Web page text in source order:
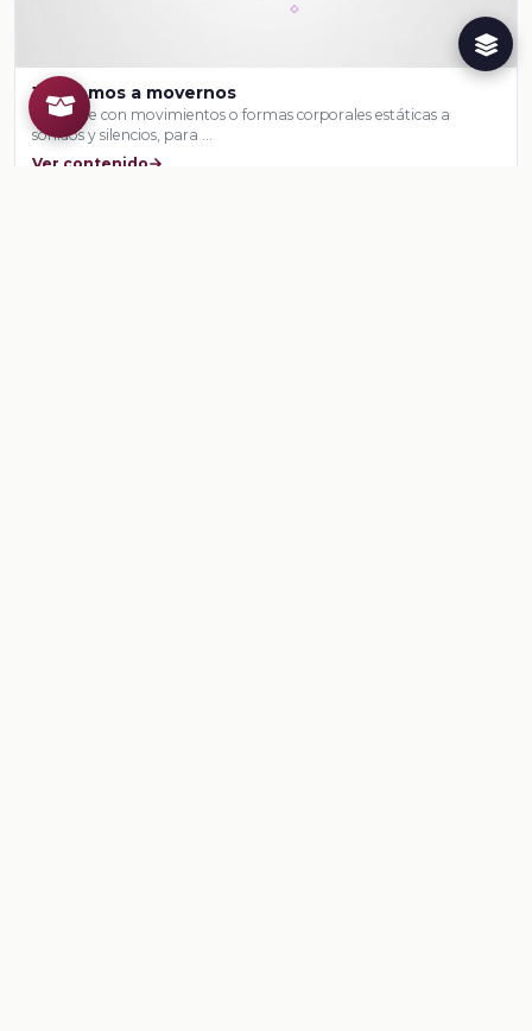
Juguemos a movernos
responde con movimientos o formas corporales estáticas a
sonidos y silencios, para …
Ver contenido